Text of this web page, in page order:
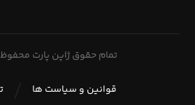
تمام حقوق ژاپن پارت
قوانین و سیاست ها